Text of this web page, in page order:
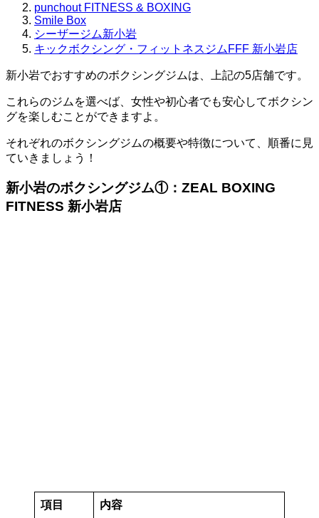
punchout FITNESS & BOXING
Smile Box
シーザージム新小岩
キックボクシング・フィットネスジムFFF 新小岩店
新小岩でおすすめのボクシングジムは、上記の5店舗です。
これらのジムを選べば、女性や初心者でも安心してボクシン
グを楽しむことができますよ。
それぞれのボクシングジムの概要や特徴について、順番に見
ていきましょう！
新小岩のボクシングジム①：ZEAL BOXING
FITNESS 新小岩店
項目 内容